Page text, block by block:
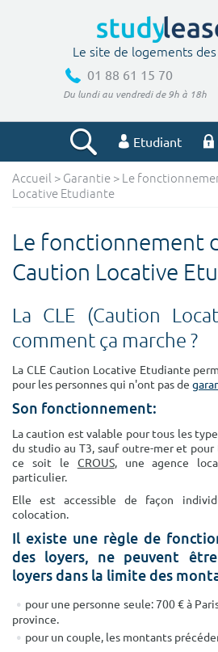
Le site de logements
01 88 61 15 70
Du lundi au vendredi de 9h à 18h
Etudiant
Votre
€
Surface min
m²
Type de location
Votre date d'entrée
Accueil > Garantie > Le
Locative Etudiante
Le fonctionnement
Caution Locative
La CLE (Caution
comment ça marche ?
La CLE Caution Locative Etudiante
pour les personnes qui n'ont pas de
Son fonctionnement:
La caution est valable pour tous les
du studio au T3, sauf outre-mer et
ce soit le CROUS, une agence
particulier.
Elle est accessible de façon
colocation.
Il existe une règle de
des loyers, ne peuvent
loyers dans la limite des
pour une personne seule: 700 € à
province.
pour un couple, les montants